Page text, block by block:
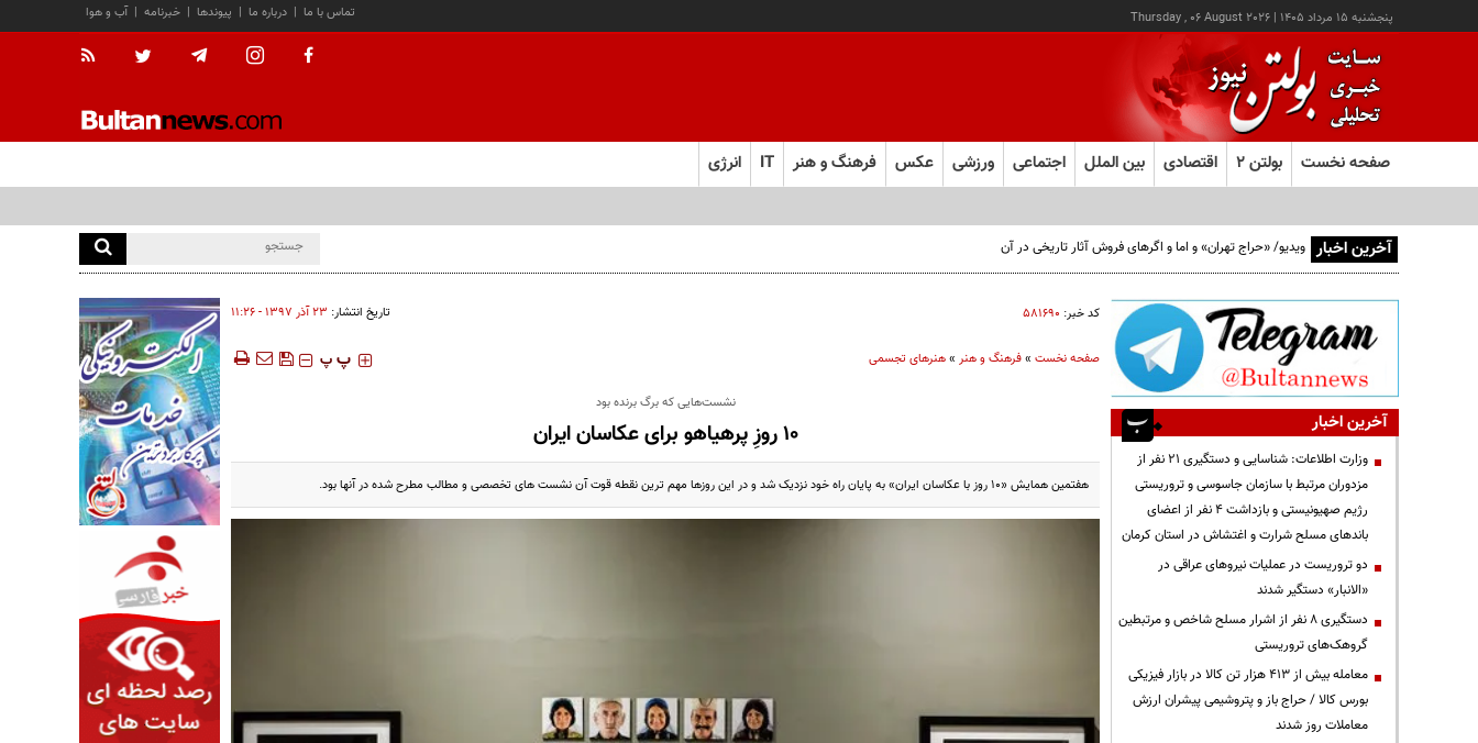
پنجشنبه ۱۵ مرداد ۱۴۰۵ |
Thursday , 06 August 2026 آب و هوا | خبرنامه | پیوندها | درباره ما | تماس با ما
صفحه نخست بولتن ۲ اقتصادی بین الملل اجتماعی ورزشی عکس فرهنگ و هنر IT انرژی
آخرین اخبار ویدیو/ «حراج تهران» و اما و اگرهای فروش آثار تاریخی در آن
کد خبر: ۵۸۱۶۹۰ تاریخ انتشار: ۲۳ آذر ۱۳۹۷ - ۱۱:۲۶
صفحه نخست»فرهنگ و هنر»هنرهای تجسمی ‍‍‍ پ پ
نشست‌هایی که برگ برنده بود
۱۰ روزِ پرهیاهو برای عکاسان ایران
هفتمین همایش «۱۰ روز با عکاسان ایران» به پایان راه خود نزدیک شد و در این روزها مهم ترین نقطه قوت آن نشست های تخصصی و مطالب مطرح شده در آنها بود.
آخرین اخبار
وزارت اطلاعات: شناسایی و دستگیری ۲۱ نفر از
مزدوران مرتبط با سازمان جاسوسی و تروریستی
رژیم صهیونیستی و بازداشت ۴ نفر از اعضای
باندهای مسلح شرارت و اغتشاش در استان کرمان
دو تروریست در عملیات نیروهای عراقی در
«الانبار» دستگیر شدند
دستگیری ۸ نفر از اشرار مسلح شاخص و مرتبطین
گروهک‌های تروریستی
معامله بیش از ۴۱۳ هزار تن کالا در بازار فیزیکی
بورس کالا / حراج باز و پتروشیمی پیشران ارزش
معاملات روز شدند